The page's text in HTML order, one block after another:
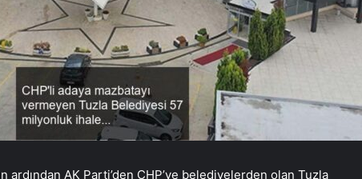
ardından AK Parti’den CHP’ye belediyelerden olan Tuzla